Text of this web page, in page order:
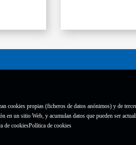
propias (ficheros de datos anónimos) y de
en un sitio Web, y acumulan datos que pueden ser
de cookiesPolítica de cookies